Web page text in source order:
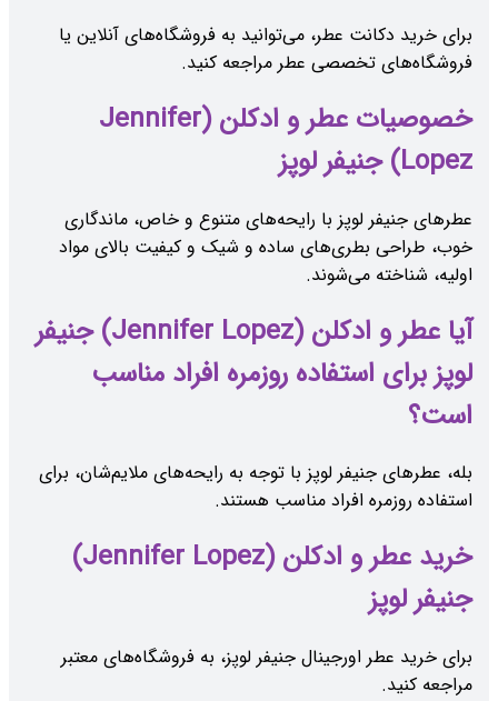
برای خرید دکانت عطر، می‌توانید به فروشگاه‌های آنلاین یا
فروشگاه‌های تخصصی عطر مراجعه کنید.
خصوصیات عطر و ادکلن (Jennifer
Lopez) جنیفر لوپز
عطرهای جنیفر لوپز با رایحه‌های متنوع و خاص، ماندگاری
خوب، طراحی بطری‌های ساده و شیک و کیفیت بالای مواد
اولیه، شناخته می‌شوند.
آیا عطر و ادکلن (Jennifer Lopez) جنیفر
لوپز برای استفاده روزمره افراد مناسب
است؟
بله، عطرهای جنیفر لوپز با توجه به رایحه‌های ملایم‌شان، برای
استفاده روزمره افراد مناسب هستند.
خرید عطر و ادکلن (Jennifer Lopez)
جنیفر لوپز
برای خرید عطر اورجینال جنیفر لوپز، به فروشگاه‌های معتبر
مراجعه کنید.